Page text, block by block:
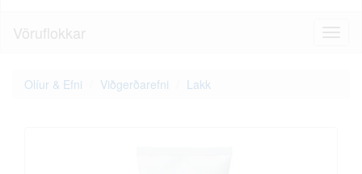
Vöruflokkar
Olíur & Efni Viðgerðarefni Lakk